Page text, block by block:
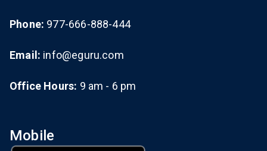
Phone: 977-666-888-444
Email: info@eguru.com
Office Hours: 9 am - 6 pm
Mobile